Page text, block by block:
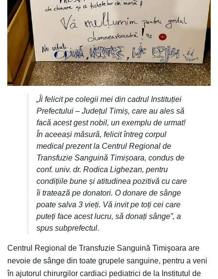
„Îi felicit pe colegii mei din cadrul Instituției
Prefectului – Județul Timiș, care au ales să
facă acest gest nobil, un exemplu de urmat!
În aceeași măsură, felicit întreg corpul
medical prezent la Centrul Regional de
Transfuzie Sanguină Timișoara, condus de
conf. univ. dr. Rodica Lighezan, pentru
condițiile bune și atitudinea pozitivă cu care
îi tratează pe donatori. O donare de sânge
poate salva 3 vieți. Vă invit pe toți cei care
puteți face acest lucru, să donați sânge”, a
spus subprefectul.
Centrul Regional de Transfuzie Sanguină Timişoara are
nevoie de sânge din toate grupele sanguine, pentru a veni
în ajutorul chirurgilor cardiaci pediatrici de la Institutul de